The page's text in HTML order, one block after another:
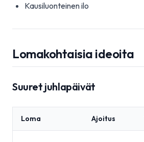
Kausiluonteinen ilo
Lomakohtaisia ideoita
Suuret juhlapäivät
Loma Ajoitus